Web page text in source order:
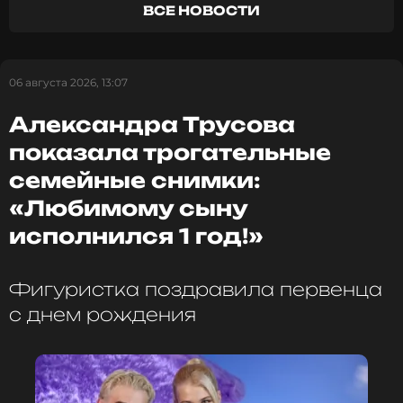
ФОТО: Пресс-служба Seville
ВСЕ НОВОСТИ
06 августа 2026, 13:07
Александра Трусова
показала трогательные
семейные снимки:
«Любимому сыну
исполнился 1 год!»
Фигуристка поздравила первенца
с днем рождения